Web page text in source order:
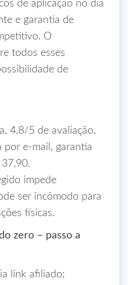
de aplicação no dia
e garantia de
O
todos esses
de
4,8/5 de avaliação,
e‑mail, garantia
impede
ser incômodo para
físicas.
zero – passo a
link afiliado;